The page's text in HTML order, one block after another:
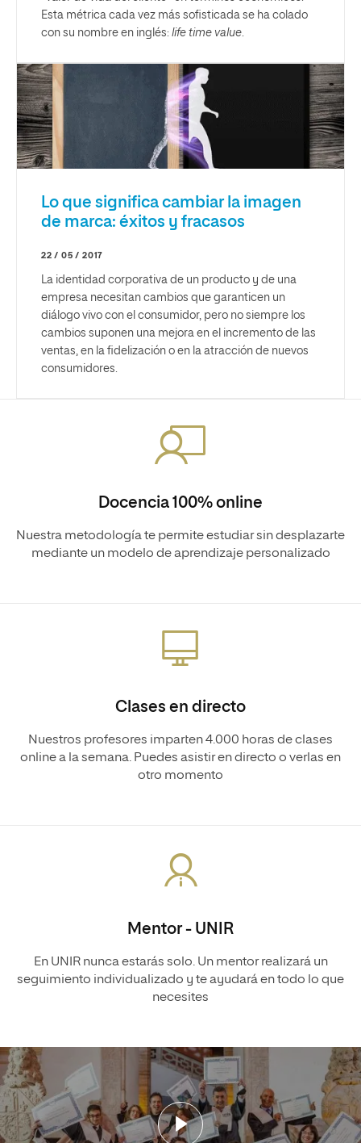
Esta métrica cada vez más sofisticada se ha colado
con su nombre en inglés: life time value
Lo que significa cambiar la imagen
de marca: éxitos y fracasos
22 / 05 / 2017
La identidad corporativa de un producto y de una
empresa necesitan cambios que garanticen un
diálogo vivo con el consumidor, pero no siempre los
cambios suponen una mejora en el incremento de las
ventas, en la fidelización o en la atracción de nuevos
consumidores.
Docencia 100% online
Nuestra metodología te permite estudiar sin desplazarte
mediante un modelo de aprendizaje personalizado
Clases en directo
Nuestros profesores imparten 4.000 horas de clases
online a la semana. Puedes asistir en directo o verlas en
otro momento
Mentor - UNIR
En UNIR nunca estarás solo. Un mentor realizará un
seguimiento individualizado y te ayudará en todo lo que
necesites